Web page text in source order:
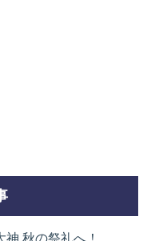
秋の祭礼へ！